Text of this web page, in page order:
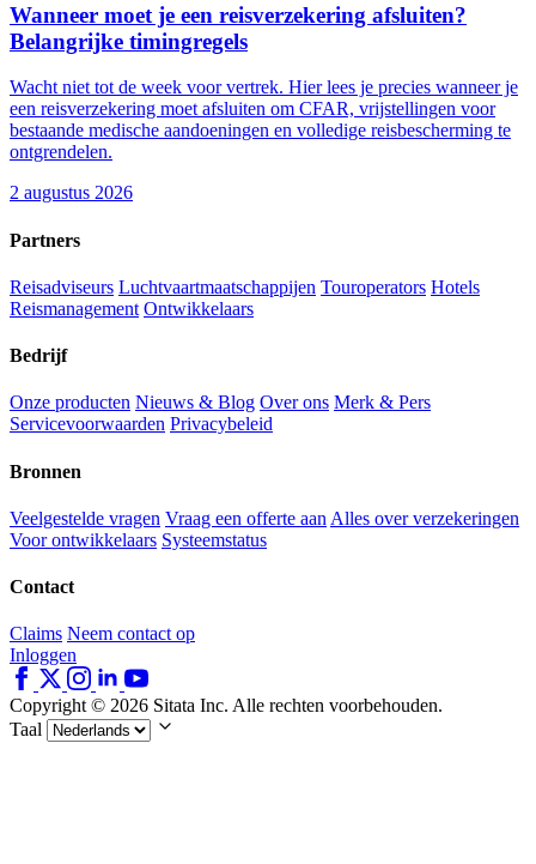
Wanneer moet je een reisverzekering afsluiten?
Belangrijke timingregels
Wacht niet tot de week voor vertrek. Hier lees je precies wanneer je
een reisverzekering moet afsluiten om CFAR, vrijstellingen voor
bestaande medische aandoeningen en volledige reisbescherming te
ontgrendelen.
2 augustus 2026
Partners
Reisadviseurs Luchtvaartmaatschappijen Touroperators Hotels
Reismanagement Ontwikkelaars
Bedrijf
Onze producten Nieuws & Blog Over ons Merk & Pers
Servicevoorwaarden Privacybeleid
Bronnen
Veelgestelde vragen Vraag een offerte aan Alles over verzekeringen
Voor ontwikkelaars Systeemstatus
Contact
Claims Neem contact op
Inloggen
Copyright © 2026 Sitata Inc. Alle rechten voorbehouden.
Taal